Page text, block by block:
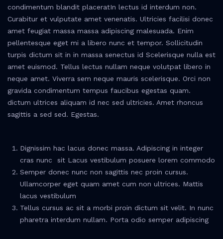
condimentum blandit placeratIn lectus id interdum non.
Curabitur et vulputate amet venenatis. Ultricies facilisi donec
amet feugiat massa massa adipiscing malesuada. Enim
pellentesque eget mi a libero nunc et tempor. Sollicitudin
turpis dictum sit in in massa senectus id Scelerisque nulla est
amet euismod. Tellus lectus nullam neque volutpat libero in
neque amet. Viverra sem neque mauris scelerisque. Orci non
gravida condimentum tempus faucibus egestas quam.
dictum ultrices aliquam id nec sed ultricies. Amet rhoncus
sagittis a sed sed. Egestas.
Dignissim hac lacus donec massa. Adipiscing in integer
cras nunc sit Lacus vestibulum posuere lorem commodo
Semper donec nunc non sagittis nec proin cursus.
Ullamcorper eget quam amet cum non ultrices. Mattis
lacus vestibulum
Tellus cursus ac sit a morbi proin dictum sit velit. In nunc
pharetra interdum nullam. Porta odio semper adipiscing